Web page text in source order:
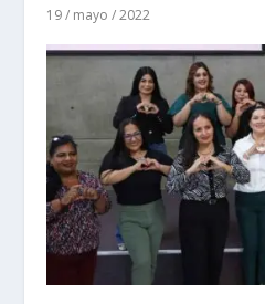
19 / mayo / 2022